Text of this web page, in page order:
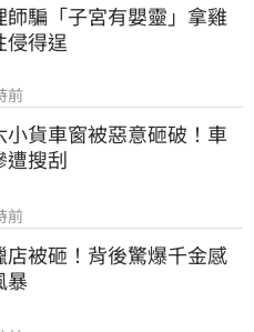
師騙「子宮有嬰靈」拿雞
侵得逞
前
小貨車窗被惡意砸破！車
遭搜刮
前
店被砸！背後驚爆千金感
暴